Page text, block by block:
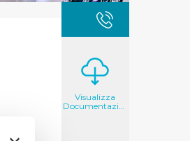
Visualizza
Documentazione